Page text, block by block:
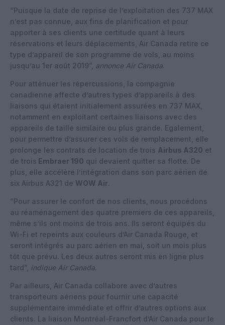
“Puisque la date de reprise de l’exploitation des 737 MAX
n’est pas connue, aux fins de planification et pour
apporter à ses clients une certitude quant à leurs
réservations et leurs déplacements, Air Canada retire ce
type d’appareil de son programme de vols, au moins
jusqu’au 1er août 2019”, annonce Air Canada.
Pour atténuer les répercussions, la compagnie
canadienne affecte d’autres types d’appareils à des
liaisons qui étaient initialement assurées en 737 MAX,
notamment en exploitant certaines liaisons avec des
appareils de taille similaire ou plus grande. Egalement,
pour permettre d’assurer ces vols de remplacement, elle
prolonge les contrats de location de trois Airbus A320 et
de trois Embraer 190 qui devaient quitter sa flotte. De
plus, elle accélère l’intégration dans son parc aérien de
six Airbus A321 de WOW Air.
“Pour assurer le confort de nos clients, nous procédons
au réaménagement des quatre premiers de ces appareils,
même s’ils ont moins de trois ans. Ils seront équipés du
Wi-Fi et repeints aux couleurs d’Air Canada Rouge, et
seront intégrés au parc aérien en mai, soit un mois plus
tôt que prévu. Les deux autres seront mis en ligne plus
tard”, indique Air Canada.
Par ailleurs, Air Canada collabore avec d’autres
transporteurs aériens pour fournir une capacité
supplémentaire immédiate et offrir d’autres options aux
clients. La liaison Montréal-Francfort d’Air Canada pour le